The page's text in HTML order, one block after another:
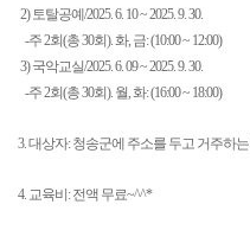
2)토탈공예 /2025. 6. 10 ~ 2025. 9. 30.
-주2회(총30회).화, 금: (10:00 ~ 12:00)
3)국악교실/2025. 6. 09 ~ 2025. 9. 30.
-주2회(총30회). 월,화: (16:00 ~ 18:00)
3.대상자:청송군에 주소를 두고 거주하는
4. 교육비 :전액 무료~^^*